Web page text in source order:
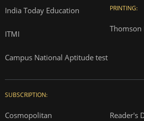
India Today Education
ITMI
Campus National Aptitude test
PRINTING:
Thomson
SUBSCRIPTION:
Cosmopolitan Reader's